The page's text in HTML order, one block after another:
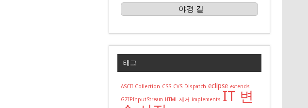
야경 길
태그
ASCII Collection CSS CVS Dispatch eclipse extends
GZIPInputStream HTML 제거 implements IT 변